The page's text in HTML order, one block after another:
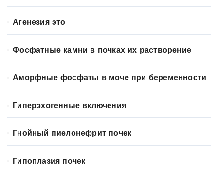
Агенезия это
Фосфатные камни в почках их растворение
Аморфные фосфаты в моче при беременности
Гиперэхогенные включения
Гнойный пиелонефрит почек
Гипоплазия почек